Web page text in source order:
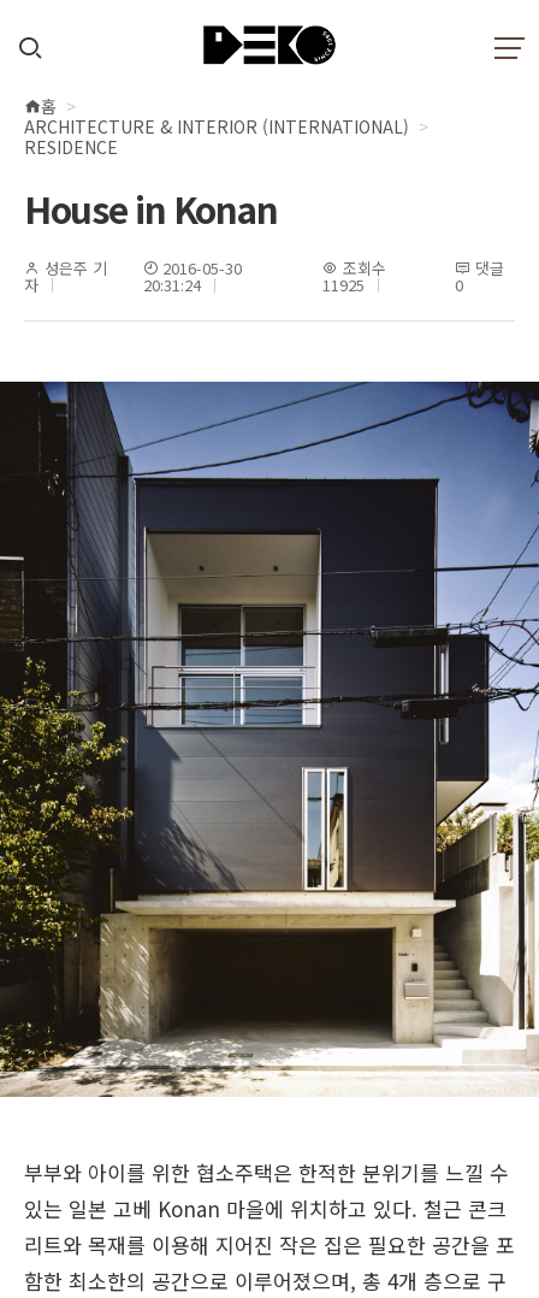
현
재
치
홈
ARCHITECTURE & INTERIOR (INTERNATIONAL)
RESIDENCE
House in Konan
성은주 기
자
2016-05-30
20:31:24
조회수
11925
댓글
0
부부와 아이를 위한 협소주택은 한적한 분위기를 느낄 수
있는 일본 고베 Konan 마을에 위치하고 있다. 철근 콘크
리트와 목재를 이용해 지어진 작은 집은 필요한 공간을 포
함한 최소한의 공간으로 이루어졌으며, 총 4개 층으로 구